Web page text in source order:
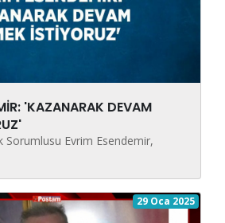
'KAZANARAK DEVAM
Sorumlusu Evrim Esendemir,
29 Oca 2025